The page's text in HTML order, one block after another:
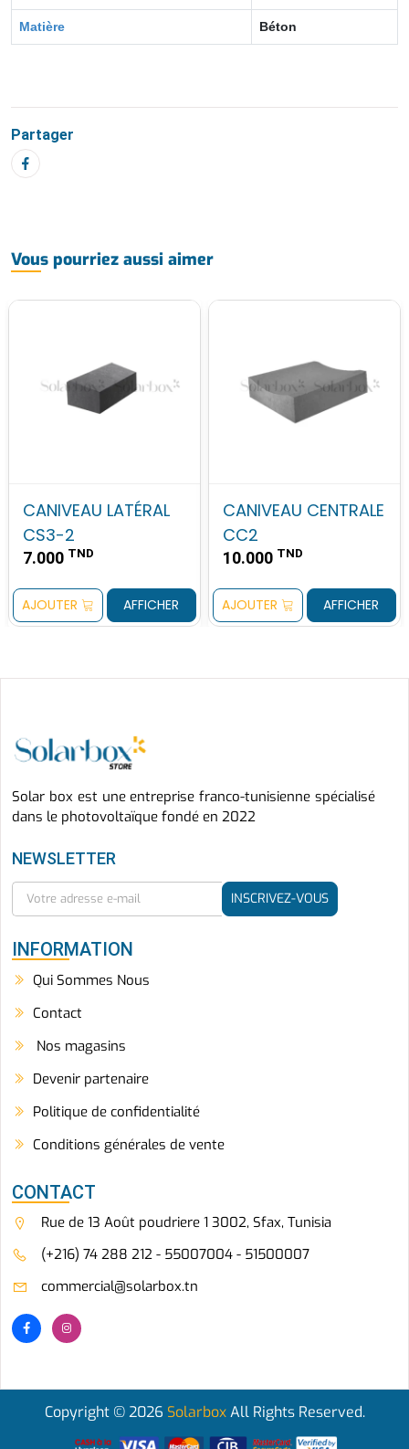
Matière Béton
Partager
Vous pourriez aussi aimer
CANIVEAU LATÉRAL
CS3-2
7.000 TND
AJOUTER AFFICHER
CANIVEAU CENTRALE
CC2
10.000 TND
AJOUTER AFFICHER
Solar box est une entreprise franco-tunisienne spécialisé
dans le photovoltaïque fondé en 2022
NEWSLETTER
INSCRIVEZ-VOUS
INFORMATION
Qui Sommes Nous
Contact
Nos magasins
Devenir partenaire
Politique de confidentialité
Conditions générales de vente
CONTACT
Rue de 13 Août poudriere 1 3002, Sfax, Tunisia
(+216) 74 288 212 - 55007004 - 51500007
commercial@solarbox.tn
Copyright © 2026 SolarboxAll Rights Reserved.